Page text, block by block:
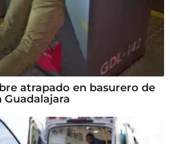
atrapado en basurero de